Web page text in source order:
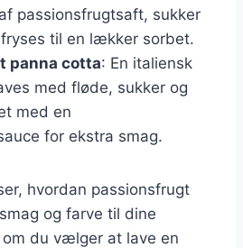
passionsfrugtsaft, sukker
til en lækker sorbet.
panna cotta: En italiensk
med fløde, sukker og
med en
for ekstra smag.
hvordan passionsfrugt
og farve til dine
du vælger at lave en